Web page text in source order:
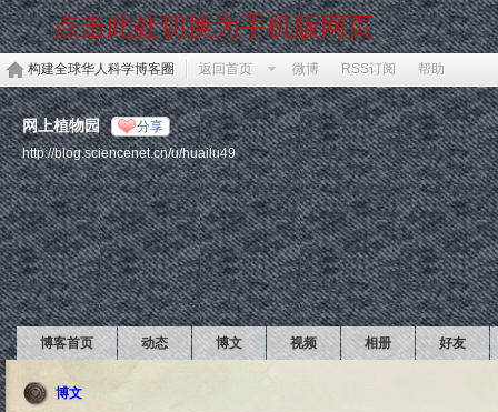
点击此处切换为手机版网页
构建全球华人科学博客圈 返回首页 微博 RSS订阅 帮助
网上植物园 分享
http://blog.sciencenet.cn/u/huailu49
博客首页 动态 博文 视频 相册 好友
博文